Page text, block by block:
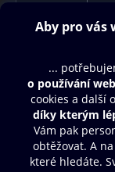
Obsah ke stažení
Moje O2 Knihovna
Další zábava